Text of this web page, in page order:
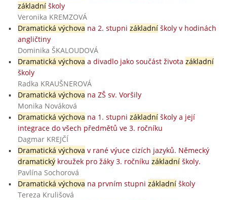
základníškoly
Veronika KREMZOVÁ
Dramatická výchova na 2. stupni základníškoly v hodinách
angličtiny
Dominika ŠKALOUDOVÁ
Dramatická výchova a divadlo jako součást života základní
školy
Radka KRAUŠNEROVÁ
Dramatická výchova na ZŠ sv. Voršily
Monika Nováková
Dramatická výchova na 1. stupni základníškoly a její
integrace do všech předmětů ve 3. ročníku
Dagmar KREJČÍ
Dramatická výchova v rané výuce cizích jazyků. Německý
dramatickýkroužek pro žáky 3. ročníku základníškoly.
Pavlína Sochorová
Dramatická výchova na prvním stupni základníškoly
Tereza Krulišová